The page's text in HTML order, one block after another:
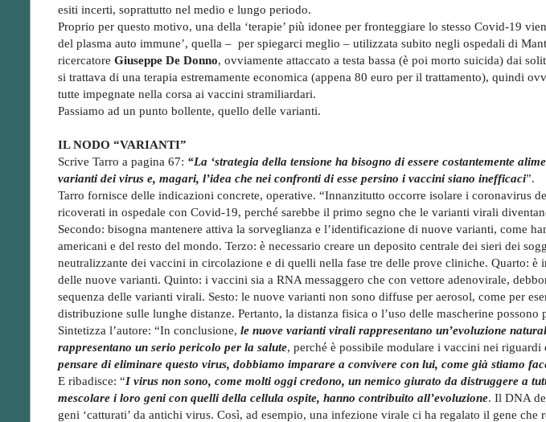
esiti incerti, soprattutto nel medio e lungo periodo.
Proprio per questo motivo, una della ‘terapie’ più idonee per fronteggiare lo stesso Covid-19
del plasma auto immune’, quella – per spiegarci meglio – utilizzata subito negli ospedali di
ricercatore Giuseppe De Donno, ovviamente attaccato a testa bassa (è poi morto suicida) dai
si trattava di una terapia estremamente economica (appena 80 euro per il trattamento), quindi
tutte impegnate nella corsa ai vaccini stramiliardari.
Passiamo ad un punto bollente, quello delle varianti.
IL NODO “VARIANTI”
Scrive Tarro a pagina 67: “La ‘strategia della tensione ha bisogno di essere costantemente
varianti dei virus e, magari, l’idea che nei confronti di esse persino i vaccini siano inefficaci”.
Tarro fornisce delle indicazioni concrete, operative. “Innanzitutto occorre isolare i coronavirus
ricoverati in ospedale con Covid-19, perché sarebbe il primo segno che le varianti virali
Secondo: bisogna mantenere attiva la sorveglianza e l’identificazione di nuove varianti, come
americani e del resto del mondo. Terzo: è necessario creare un deposito centrale dei sieri dei
neutralizzante dei vaccini in circolazione e di quelli nella fase tre delle prove cliniche. Quarto: è
delle nuove varianti. Quinto: i vaccini sia a RNA messaggero che con vettore adenovirale,
sequenza delle varianti virali. Sesto: le nuove varianti non sono diffuse per aerosol, come per
distribuzione sulle lunghe distanze. Pertanto, la distanza fisica o l’uso delle mascherine
Sintetizza l’autore: “In conclusione, le nuove varianti virali rappresentano un’evoluzione
rappresentano un serio pericolo per la salute, perché è possibile modulare i vaccini nei
pensare di eliminare questo virus, dobbiamo imparare a convivere con lui, come già stiamo
E ribadisce: “I virus non sono, come molti oggi credono, un nemico giurato da distruggere a
mescolare i loro geni con quelli della cellula ospite, hanno contribuito all’evoluzione. Il DNA
geni ‘catturati’ da antichi virus. Così, ad esempio, una infezione virale ci ha regalato il gene